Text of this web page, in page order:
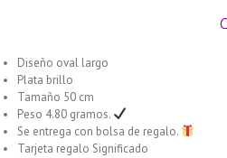
Diseño oval largo
Plata brillo
Tamaño 50 cm
Peso 4.80 gramos.
Se entrega con bolsa de regalo.
Tarjeta regalo Significado